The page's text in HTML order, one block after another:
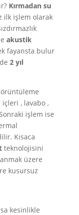
Kırmadan su
ilk işlem olarak
akustik
fayansta bulur
2 yıl
, lavabo ,
işlem ise
Kısaca
teknolojisini
üzere
kusursuz
kesinlikle